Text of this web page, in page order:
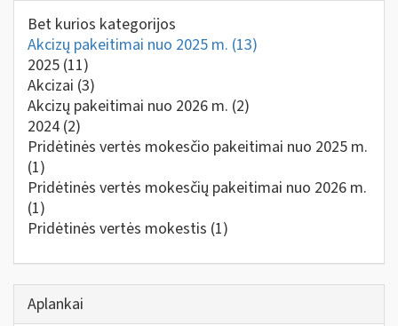
Bet kurios kategorijos
Akcizų pakeitimai nuo 2025 m. (13)
2025 (11)
Akcizai (3)
Akcizų pakeitimai nuo 2026 m. (2)
2024 (2)
Pridėtinės vertės mokesčio pakeitimai nuo 2025 m.
(1)
Pridėtinės vertės mokesčių pakeitimai nuo 2026 m.
(1)
Pridėtinės vertės mokestis (1)
Aplankai